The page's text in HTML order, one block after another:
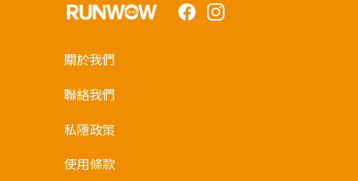
FacebookInstagram
關於我們
聯絡我們
私隱政策
使用條款